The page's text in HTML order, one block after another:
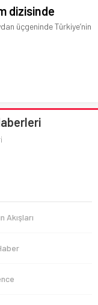
dizisinde
üçgeninde Türkiye’nin
Akışları